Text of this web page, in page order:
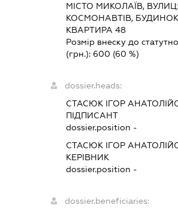
МІСТО МИКОЛАЇВ,
КОСМОНАВТІВ, БУДИНОК
КВАРТИРА 48
Розмір внеску до
(грн.): 600 (60 %)
dossier.heads:
СТАСЮК ІГОР
ПІДПИСАНТ
dossier.position -
СТАСЮК ІГОР
КЕРІВНИК
dossier.position -
dossier.beneficiaries: